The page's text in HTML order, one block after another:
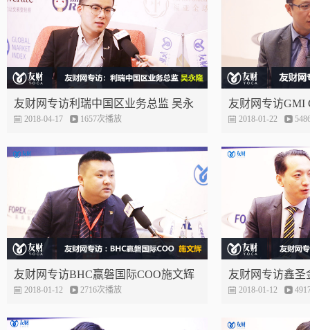
友财网专访利瑞中国区业务总监 吴永
隆——区块链很好 但数字货币还有待
2018-04-17 1657次播放
友财网专访
来完善投资者的
2018-01-22
友财网专访BHC赢磐国际COO施文辉
——新客户有新扶持 老客户有新帮助
2018-01-12 2716次播放
友财网专访鑫圣
老师——正视杠
2018-01-12